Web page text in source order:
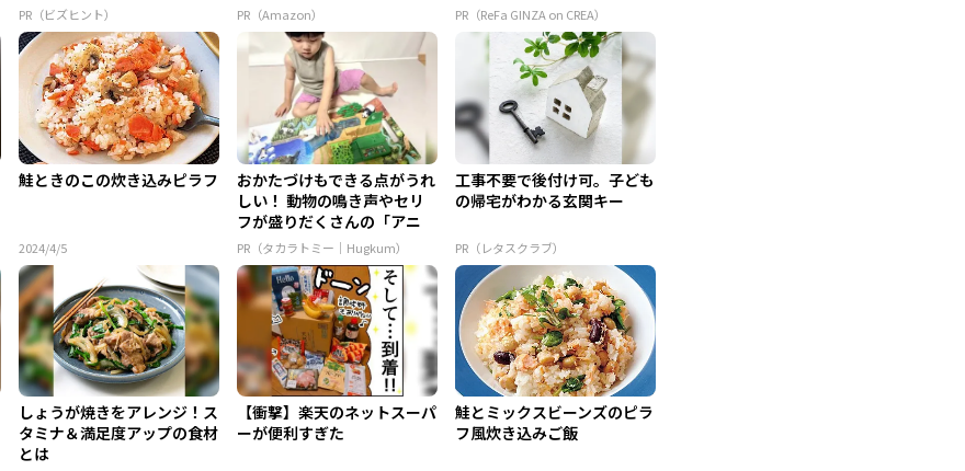
PR（ビズヒント） PR（Amazon） PR（ReFa GINZA on CREA）
鮭ときのこの炊き込みピラフ
2024/4/5
おかたづけもできる点がうれ
しい！ 動物の鳴き声やセリ
フが盛りだくさんの「アニ
ア ...
PR（タカラトミー｜Hugkum）
工事不要で後付け可。子ども
の帰宅がわかる玄関キー
PR（レタスクラブ）
しょうが焼きをアレンジ！ス
タミナ＆満足度アップの食材
とは
【衝撃】楽天のネットスーパ
ーが便利すぎた
鮭とミックスビーンズのピラ
フ風炊き込みご飯